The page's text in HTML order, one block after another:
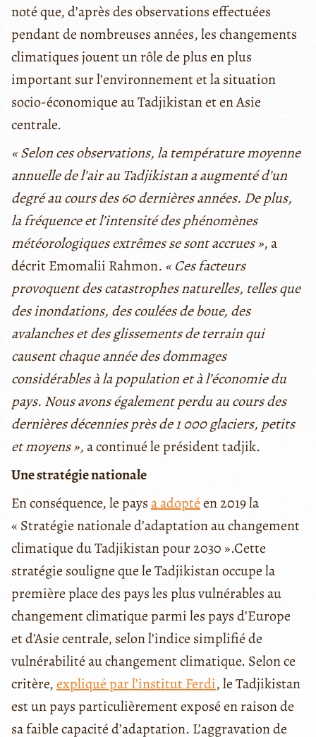
noté que, d’après des observations effectuées
pendant de nombreuses années, les changements
climatiques jouent un rôle de plus en plus
important sur l’environnement et la situation
socio-économique au Tadjikistan et en Asie
centrale.
« Selon ces observations, la température moyenne
annuelle de l’air au Tadjikistan a augmenté d’un
degré au cours des 60 dernières années. De plus,
la fréquence et l’intensité des phénomènes
météorologiques extrêmes se sont accrues », a
décrit Emomalii Rahmon. « Ces facteurs
provoquent des catastrophes naturelles, telles que
des inondations, des coulées de boue, des
avalanches et des glissements de terrain qui
causent chaque année des dommages
considérables à la population et à l’économie du
pays. Nous avons également perdu au cours des
dernières décennies près de 1 000 glaciers, petits
et moyens »,a continué le président tadjik.
Une stratégie nationale
En conséquence, le paysa adoptéen 2019 la
« Stratégie nationale d’adaptation au changement
climatique du Tadjikistan pour 2030 ».Cette
stratégie souligne que le Tadjikistan occupe la
première place des pays les plus vulnérables au
changement climatique parmi les pays d’Europe
et d’Asie centrale, selon l’indice simplifié de
vulnérabilité au changement climatique. Selon ce
critère,expliqué par l’institut Ferdi, le Tadjikistan
est un pays particulièrement exposé en raison de
sa faible capacité d’adaptation. L’aggravation de